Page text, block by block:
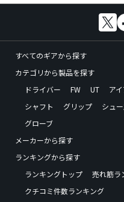
すべてのギアから探す
カテゴリから製品を探す
ドライバー
FW UT ア
シャフト
グリップ シュ
グローブ
メーカーから探す
ランキングから探す
ランキングトップ
売れ筋ラ
クチコミ件数ランキング